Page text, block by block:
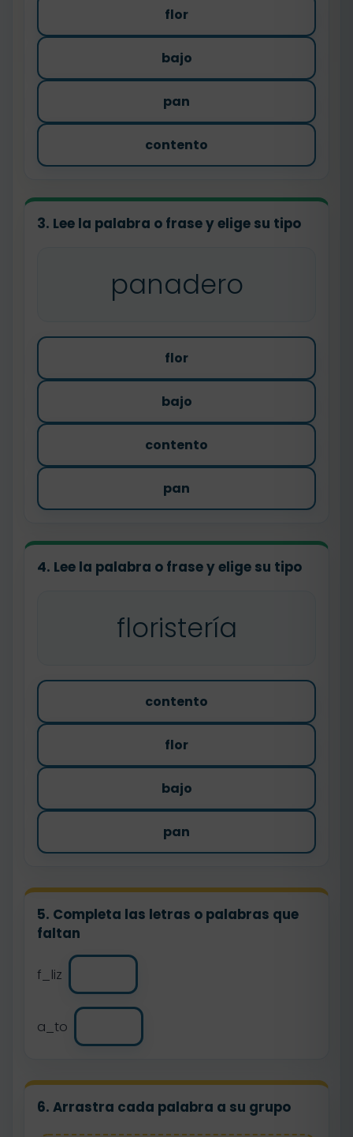
flor
bajo
pan
contento
3. Lee la palabra o frase y elige su tipo
panadero
flor
bajo
contento
pan
4. Lee la palabra o frase y elige su tipo
floristería
contento
flor
bajo
pan
5. Completa las letras o palabras que
faltan
f_liz
a_to
6. Arrastra cada palabra a su grupo